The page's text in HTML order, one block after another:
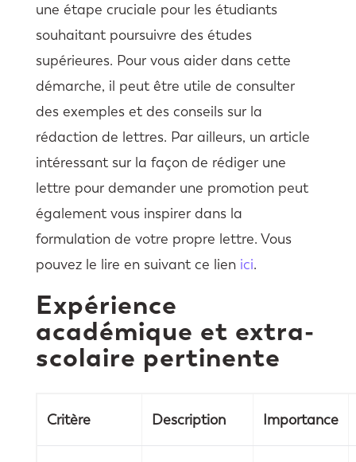
une étape cruciale pour les étudiants
souhaitant poursuivre des études
supérieures. Pour vous aider dans cette
démarche, il peut être utile de consulter
des exemples et des conseils sur la
rédaction de lettres. Par ailleurs, un article
intéressant sur la façon de rédiger une
lettre pour demander une promotion peut
également vous inspirer dans la
formulation de votre propre lettre. Vous
pouvez le lire en suivant ce lien ici.
Expérience
académique et extra-
scolaire pertinente
Critère Description Importance